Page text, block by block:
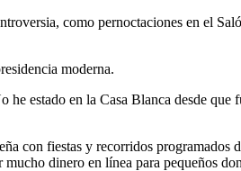
como pernoctaciones en el
moderna.
estado en la Casa Blanca desde que
con fiestas y recorridos programados
dinero en línea para pequeños